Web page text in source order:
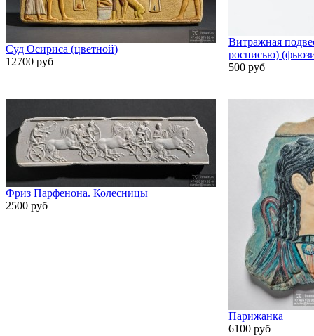
Суд Осириса (цветной)
12700 руб
Витражная
росписью)
500 руб
Фриз Парфенона. Колесницы
2500 руб
Парижанка
6100 руб